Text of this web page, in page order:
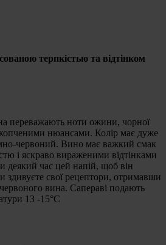
терпкістью та відтінком
переважають ноти ожини, чорної
нюансами. Колір має дуже
червоний. Вино має важкий смак
і яскраво вираженими відтінками
деякий час цей напій, щоб він
здивуєте свої рецептори, отримавши
вина. Сапераві подають
13 -15°C